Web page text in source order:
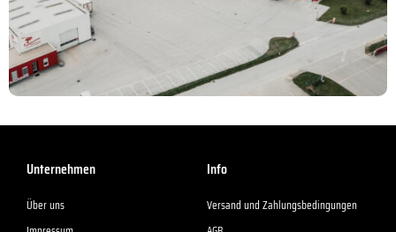
Unternehmen
Über uns
Info
Versand und Zahlungsbedingungen